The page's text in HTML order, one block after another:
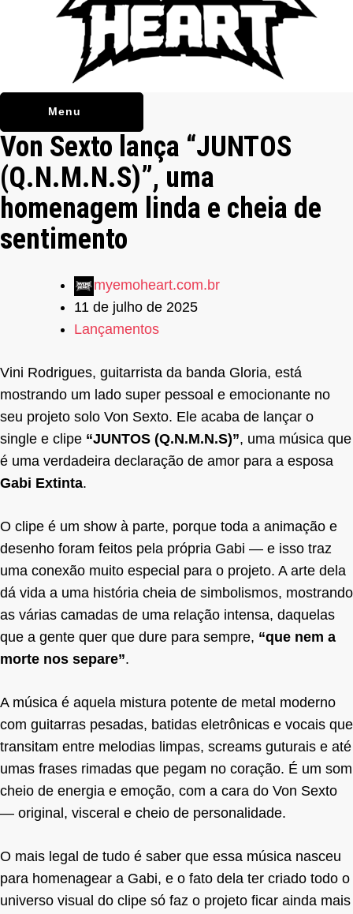
Menu
Von Sexto lança “JUNTOS
(Q.N.M.N.S)”, uma
homenagem linda e cheia de
sentimento
myemoheart.com.br
11 de julho de 2025
Lançamentos
Vini Rodrigues, guitarrista da banda Gloria, está
mostrando um lado super pessoal e emocionante no
seu projeto solo Von Sexto. Ele acaba de lançar o
single e clipe “JUNTOS (Q.N.M.N.S)”, uma música que
é uma verdadeira declaração de amor para a esposa
Gabi Extinta.
O clipe é um show à parte, porque toda a animação e
desenho foram feitos pela própria Gabi — e isso traz
uma conexão muito especial para o projeto. A arte dela
dá vida a uma história cheia de simbolismos, mostrando
as várias camadas de uma relação intensa, daquelas
que a gente quer que dure para sempre, “que nem a
morte nos separe”.
A música é aquela mistura potente de metal moderno
com guitarras pesadas, batidas eletrônicas e vocais que
transitam entre melodias limpas, screams guturais e até
umas frases rimadas que pegam no coração. É um som
cheio de energia e emoção, com a cara do Von Sexto
— original, visceral e cheio de personalidade.
O mais legal de tudo é saber que essa música nasceu
para homenagear a Gabi, e o fato dela ter criado todo o
universo visual do clipe só faz o projeto ficar ainda mais